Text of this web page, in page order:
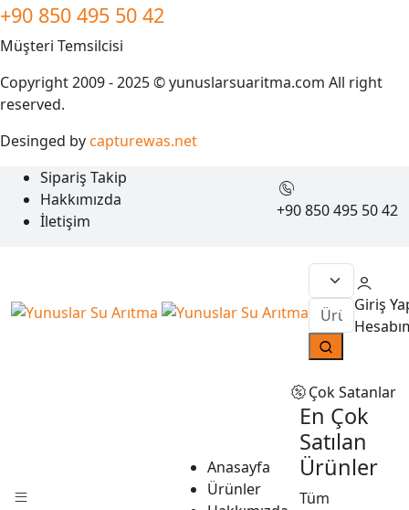
+90 850 495 50 42
Müşteri Temsilcisi
Copyright 2009 - 2025 © yunuslarsuaritma.com All right
reserved.
Desinged bycapturewas.net
Sipariş Takip
Hakkımızda
İletişim
+90 850 495 50 42
Giriş
Anasayfa
Ürünler
Çok Satanlar
En Çok
Satılan
Ürünler
Tüm